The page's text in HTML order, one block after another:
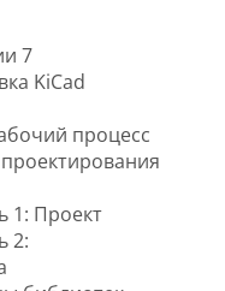
7
KiCad
процесс
1: Проект
2: